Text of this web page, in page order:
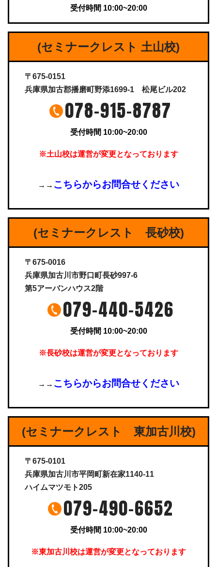
受付時間 10:00~20:00
(セミナークレスト 土山校)
〒675-0151
兵庫県加古郡播磨町野添1699-1 松尾ビル202
078-915-8787
受付時間 10:00~20:00
※土山校は運営が変更となっております
→→ こちらからお問合せください
(セミナークレスト 長砂校)
〒675-0016
兵庫県加古川市野口町長砂997-6
第5アーバンハウス2階
079-440-5426
受付時間 10:00~20:00
※長砂校は運営が変更となっております
→→ こちらからお問合せください
(セミナークレスト 東加古川校)
〒675-0101
兵庫県加古川市平岡町新在家1140-11
ハイムマツモト205
079-490-6652
受付時間 10:00~20:00
※東加古川校は運営が変更となっております